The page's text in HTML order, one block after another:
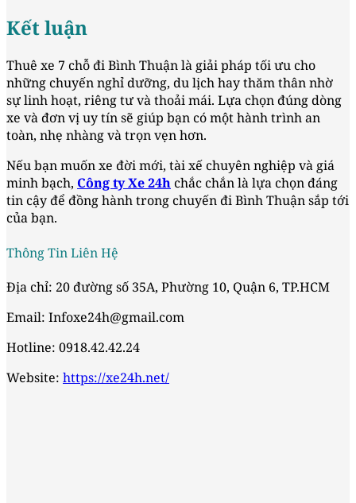
Kết luận
Thuê xe 7 chỗ đi Bình Thuận là giải pháp tối ưu cho
những chuyến nghỉ dưỡng, du lịch hay thăm thân nhờ
sự linh hoạt, riêng tư và thoải mái. Lựa chọn đúng dòng
xe và đơn vị uy tín sẽ giúp bạn có một hành trình an
toàn, nhẹ nhàng và trọn vẹn hơn.
Nếu bạn muốn xe đời mới, tài xế chuyên nghiệp và giá
minh bạch, Công ty Xe 24hchắc chắn là lựa chọn đáng
tin cậy để đồng hành trong chuyến đi Bình Thuận sắp tới
của bạn.
Thông Tin Liên Hệ
Địa chỉ: 20 đường số 35A, Phường 10, Quận 6, TP.HCM
Email: Infoxe24h@gmail.com
Hotline: 0918.42.42.24
Website: https://xe24h.net/